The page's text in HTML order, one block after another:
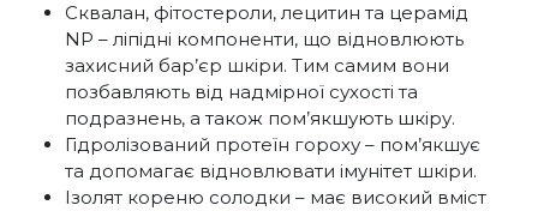
Сквалан, фітостероли, лецитин та церамід
NP – ліпідні компоненти, що відновлюють
захисний бар’єр шкіри. Тим самим вони
позбавляють від надмірної сухості та
подразнень, а також пом’якшують шкіру.
Гідролізований протеїн гороху – пом’якшує
та допомагає відновлювати імунітет шкіри.
Ізолят кореню солодки – має високий вміст